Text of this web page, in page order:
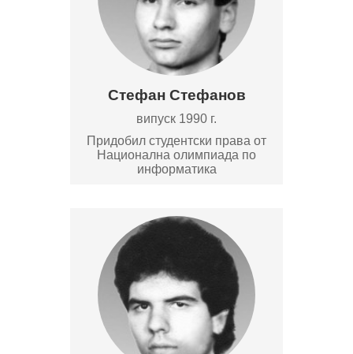
Стефан Стефанов
випуск 1990 г.
Придобил студентски права от
Национална олимпиада по
информатика